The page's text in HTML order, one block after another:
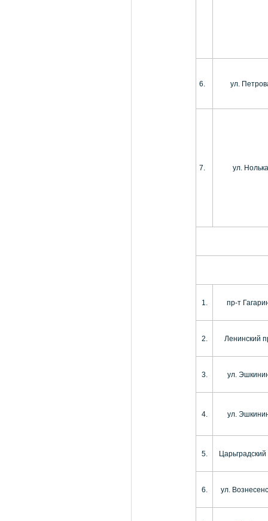
6. ул.
7. ул. Нолька
1. пр-т
2. Ленинский
3. ул.
4. ул.
5.
6. ул.